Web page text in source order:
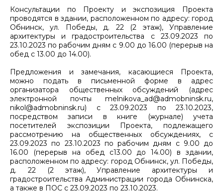
Консультации по Проекту и экспозиция Проекта
проводятся в здании, расположенном по адресу: город
Обнинск, ул. Победы, д. 22 (2 этаж), Управление
архитектуры и градостроительства с 23.09.2023 по
23.10.2023 по рабочим дням с 9.00 до 16.00 (перерыв на
обед с 13.00 до 14.00).
Предложения и замечания, касающиеся Проекта,
можно подать в письменной форме в адрес
организатора общественных обсуждений (адрес
электронной почты melnikova_ad@admobninsk.ru,
nikol@admobninsk.ru) с 23.09.2023 по 23.10.2023,
посредством записи в книге (журнале) учета
посетителей экспозиции Проекта, подлежащего
рассмотрению на общественных обсуждениях, с
23.09.2023 по 23.10.2023 по рабочим дням с 9.00 до
16.00 (перерыв на обед с13.00 до 14.00) в здании,
расположенном по адресу: город Обнинск, ул. Победы,
д. 22 (2 этаж), Управление архитектуры и
градостроительства Администрации города Обнинска,
а также в ПОС с 23.09.2023 по 23.10.2023.